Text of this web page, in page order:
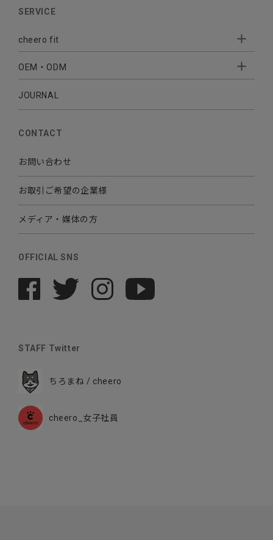
AUDIO
CABLE CHARGER
Sleepion
MOBILE
SERVICE
cheero fit
- Sleepion3
- 軟骨伝導式集音器
OEM・ODM
- OEM・ODM 開発
JOURNAL
CONTACT
お問い合わせ
お取引ご希望の企業様
メディア・媒体の方
OFFICIAL SNS
STAFF Twitter
ちろまね / cheero
cheero_女子社員